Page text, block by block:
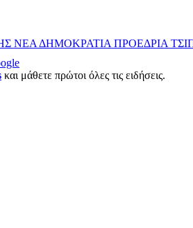
ΝΕΑ ΔΗΜΟΚΡΑΤΙΑ ΠΡΟΕΔΡΙΑ
και μάθετε πρώτοι όλες τις ειδήσεις.